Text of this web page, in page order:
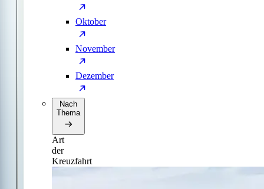
Oktober
November
Dezember
Nach
Thema
Art
der
Kreuzfahrt